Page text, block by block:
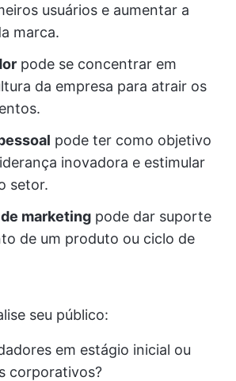
usuários e aumentar a
marca.
pode se concentrar em
da empresa para atrair os
pode ter como objetivo
inovadora e estimular
setor.
marketing pode dar suporte
de um produto ou ciclo de
seu público:
em estágio inicial ou
corporativos?